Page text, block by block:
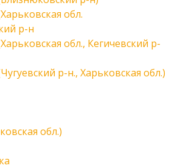
обл.
р-н
обл., Кегичевский р-
р-н., Харьковская обл.)
обл.)